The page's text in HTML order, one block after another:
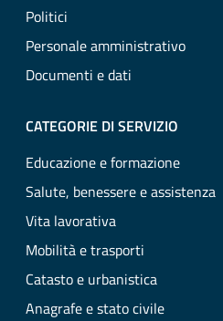
Politici
Personale amministrativo
Documenti e dati
CATEGORIE DI SERVIZIO
Educazione e formazione
Salute, benessere e assistenza
Vita lavorativa
Mobilità e trasporti
Catasto e urbanistica
Anagrafe e stato civile